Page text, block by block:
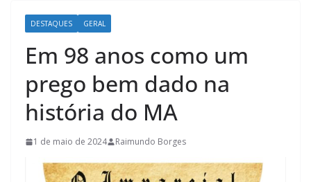
DESTAQUES GERAL
Em 98 anos como um
prego bem dado na
história do MA
1 de maio de 2024 Raimundo Borges